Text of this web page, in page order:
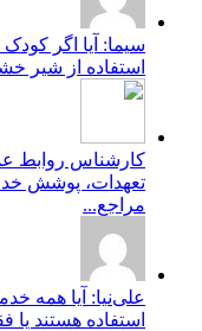
سیما: آیا اگر
استفاده از شیر
کارشناس روابط
تعهدات، پوشش
مراجع...
علی‌نیا: آیا همه
استفاده هستند